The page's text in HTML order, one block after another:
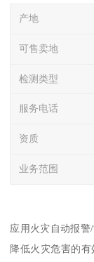
产地
可售卖地
检测类型
服务电话
资质
业务范围
应用火灾自动报警
降低火灾危害的